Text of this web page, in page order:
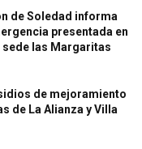
de Soledad informa
presentada en
sede las Margaritas
de mejoramiento
de La Alianza y Villa